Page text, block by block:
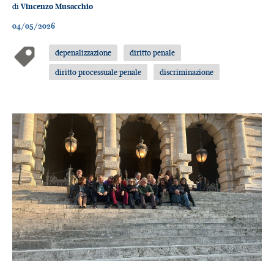
diVincenzo Musacchio
04/05/2026
depenalizzazione
diritto penale
diritto processuale penale
discriminazione